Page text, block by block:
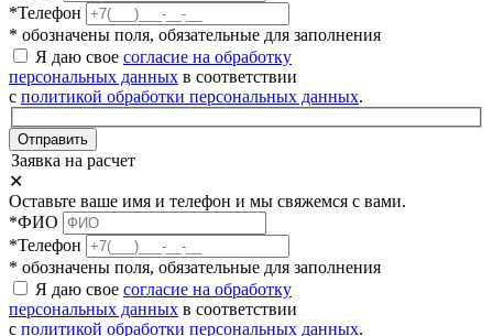
*Телефон
* обозначены поля, обязательные для заполнения
Я даю свое согласие на обработку
персональных данных в соответствии
с политикой обработки персональных данных.
Отправить
Заявка на расчет
✕
Оставьте ваше имя и телефон и мы свяжемся с вами.
*ФИО
*Телефон
* обозначены поля, обязательные для заполнения
Я даю свое согласие на обработку
персональных данных в соответствии
с политикой обработки персональных данных.